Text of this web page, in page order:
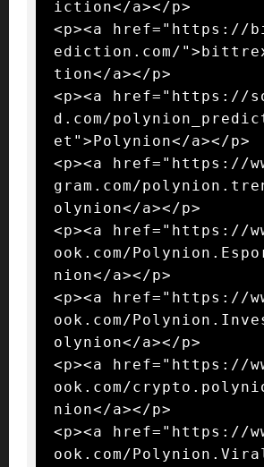
iction</a></p>
<p><a href="https://
ediction.com/
tion</a></p>
<p><a href="https://
d.com/
et">Polynion</a></p>
<p><a href="https://
gram.com/
olynion</a></p>
<p><a href="https://
ook.com/
nion</a></p>
<p><a href="https://
ook.com/
olynion</a></p>
<p><a href="https://
ook.com/
nion</a></p>
<p><a href="https://
ook.com/